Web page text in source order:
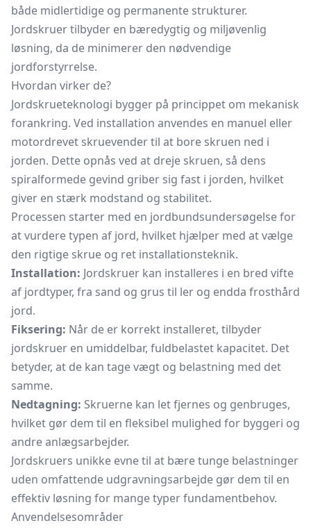
både midlertidige og permanente strukturer.
Jordskruer tilbyder en bæredygtig og miljøvenlig
løsning, da de minimerer den nødvendige
jordforstyrrelse.
Hvordan virker de?
Jordskrueteknologi bygger på princippet om mekanisk
forankring. Ved installation anvendes en manuel eller
motordrevet skruevender til at bore skruen ned i
jorden. Dette opnås ved at dreje skruen, så dens
spiralformede gevind griber sig fast i jorden, hvilket
giver en stærk modstand og stabilitet.
Processen starter med en jordbundsundersøgelse for
at vurdere typen af jord, hvilket hjælper med at vælge
den rigtige skrue og ret installationsteknik.
Installation: Jordskruer kan installeres i en bred vifte
af jordtyper, fra sand og grus til ler og endda frosthård
jord.
Fiksering: Når de er korrekt installeret, tilbyder
jordskruer en umiddelbar, fuldbelastet kapacitet. Det
betyder, at de kan tage vægt og belastning med det
samme.
Nedtagning: Skruerne kan let fjernes og genbruges,
hvilket gør dem til en fleksibel mulighed for byggeri og
andre anlægsarbejder.
Jordskruers unikke evne til at bære tunge belastninger
uden omfattende udgravningsarbejde gør dem til en
effektiv løsning for mange typer fundamentbehov.
Anvendelsesområder